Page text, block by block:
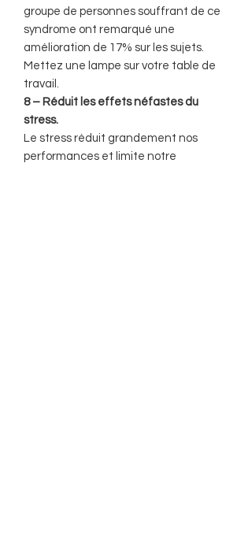
groupe de personnes souffrant de ce
syndrome ont remarqué une
amélioration de 17% sur les sujets.
Mettez une lampe sur votre table de
travail.
8 – Réduit les effets néfastes du
stress.
Le stress réduit grandement nos
performances et limite notre